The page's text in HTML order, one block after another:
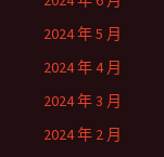
2024 年 5 月
2024 年 4 月
2024 年 3 月
2024 年 2 月